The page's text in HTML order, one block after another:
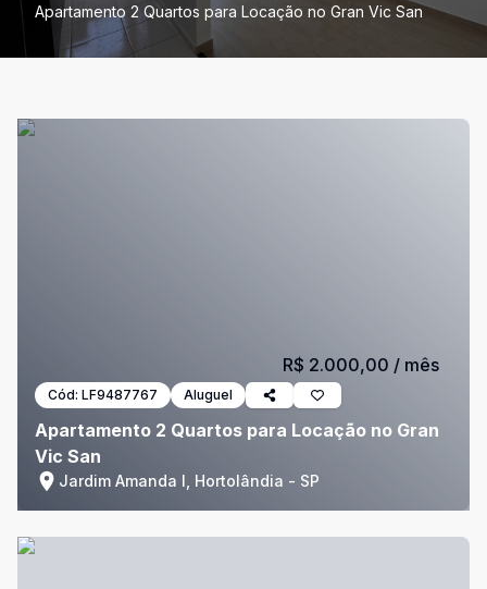
Apartamento 2 Quartos para Locação no Gran Vic San
Cód: LF9487767 Aluguel
Apartamento 2 Quartos para Locação no Gran
Vic San
Jardim Amanda I, Hortolândia - SP
R$ 2.000,00 / mês